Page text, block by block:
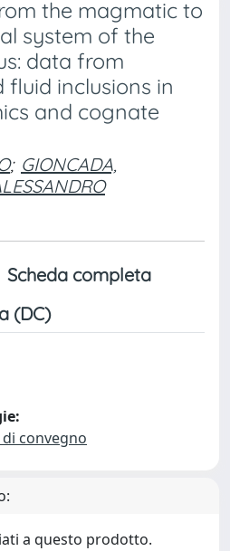
the magmatic to
system of the
data from
inclusions in
and cognate
; GIONCADA,
Scheda completa
(DC)
convegno
a questo prodotto.